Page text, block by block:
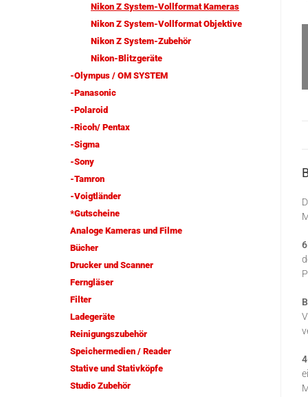
Nikon Z System-Vollformat Kameras
Nikon Z System-Vollformat Objektive
Nikon Z System-Zubehör
Nikon-Blitzgeräte
-Olympus / OM SYSTEM
-Panasonic
-Polaroid
-Ricoh/ Pentax
-Sigma
-Sony
-Tamron
-Voigtländer
*Gutscheine
Analoge Kameras und Filme
Bücher
Drucker und Scanner
Ferngläser
Filter
Ladegeräte
Reinigungszubehör
Speichermedien / Reader
Stative und Stativköpfe
Studio Zubehör